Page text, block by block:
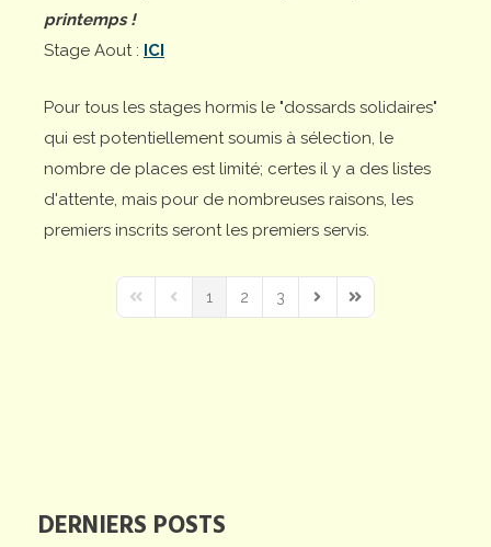
DERNIERS POSTS
printemps !
Stage Aout : ICI
Pour tous les stages hormis le "dossards solidaires"
qui est potentiellement soumis à sélection, le
nombre de places est limité; certes il y a des listes
d'attente, mais pour de nombreuses raisons, les
premiers inscrits seront les premiers servis.
First PagePrevious Page
1 2 3
Next PageLast Page